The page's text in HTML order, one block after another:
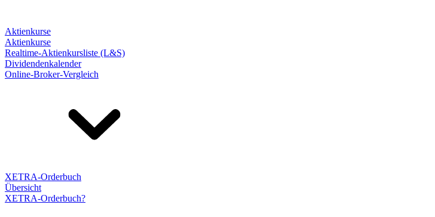
Aktienkurse
Aktienkurse
Realtime-Aktienkursliste (L&S)
Dividendenkalender
Online-Broker-Vergleich
XETRA-Orderbuch
Übersicht
XETRA-Orderbuch?